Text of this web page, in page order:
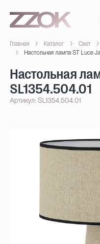
Главная Каталог Свет
Настольная лампа ST Luce
Настольная
SL1354.504.01
Артикул: SL1354.504.01